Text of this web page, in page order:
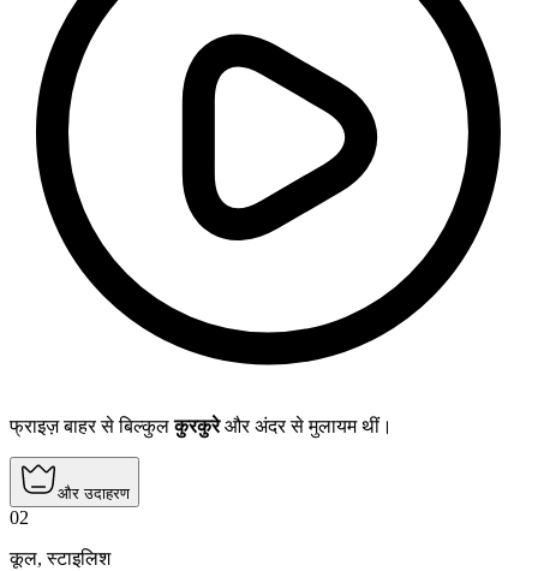
फ्राइज़ बाहर से बिल्कुलकुरकुरेऔर अंदर से मुलायम थीं।
और उदाहरण
02
कूल,स्टाइलिश